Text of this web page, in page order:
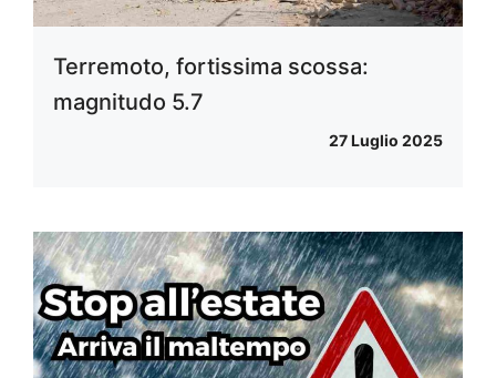
Terremoto, fortissima scossa:
magnitudo 5.7
27 Luglio 2025